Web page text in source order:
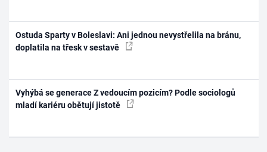
Ostuda Sparty v Boleslavi: Ani jednou nevystřelila na bránu,
doplatila na třesk v sestavě
Vyhýbá se generace Z vedoucím pozicím? Podle sociologů
mladí kariéru obětují jistotě